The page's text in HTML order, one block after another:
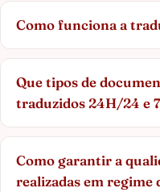
Como funciona a
Que tipos de
traduzidos 24H/24 e
Como garantir a
realizadas em regime